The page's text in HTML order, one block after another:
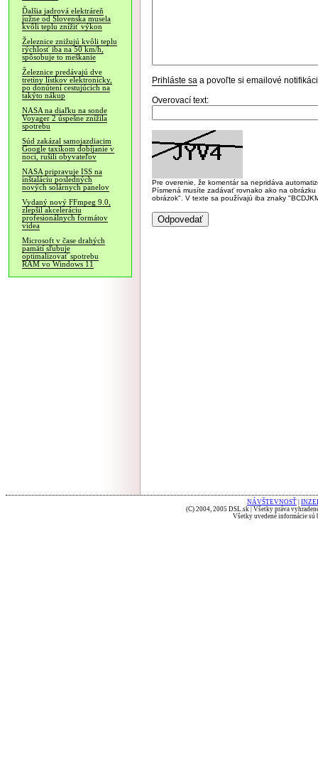
Ďalšia jadrová elektráreň
južne od Slovenska musela
kvôli teplu znížiť výkon
Železnice znižujú kvôli teplu
rýchlosť iba na 50 km/h,
spôsobuje to meškanie
Železnice predávajú dve
tretiny lístkov elektronicky,
po donútení cestujúcich na
takýto nákup
NASA na diaľku na sonde
Voyager 2 úspešne znížila
spotrebu
Súd zakázal samojazdiacim
Google taxíkom dobíjanie v
noci, rušili obyvateľov
NASA pripravuje ISS na
inštaláciu posledných
nových solárnych panelov
Vydaný nový FFmpeg 9.0,
zlepšil akceleráciu
profesionálnych formátov
videa
Microsoft v čase drahých
pamätí sľubuje
optimalizovať spotrebu
RAM vo Windows 11
Prihláste sa a povoľte si emailové
Overovací text:
Pre overenie, že komentár sa nepridáva
Písmená musíte zadávať rovnako ako na
obrázok". V texte sa používajú iba znaky
NÁVŠTEVNOSŤ
(C) 2004, 2005 DSL.sk | Všetky práva
Všetky uvedené informácie sú